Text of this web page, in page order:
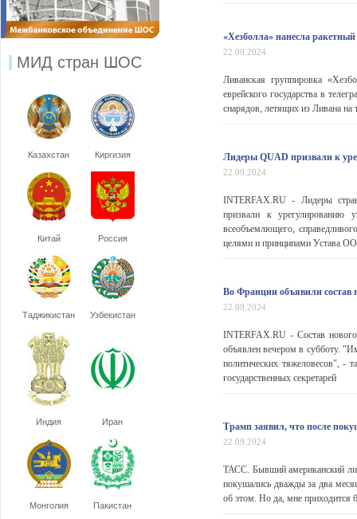
МИД стран ШОС
Казахстан Киргизия
Китай Россия
Таджикистан Узбекистан
Индия Иран
Монголия Пакистан
«Хезболла» нанесла
22.09.2024
Ливанская группировка
еврейского государства в
снарядов, летящих из Ливана
Лидеры QUAD призвали к
22.09.2024
INTERFAX.RU - Лидеры
призвали к урегулированию
всеобъемлющего,
целями и принципами Устава
Во Франции объявили состав
22.09.2024
INTERFAX.RU - Состав
объявлен вечером в субботу.
политических тяжеловесов", -
государственных секретарей
Трамп заявил, что после
22.09.2024
ТАСС. Бывший американский
покушались дважды за два
об этом. Но да, мне приходится